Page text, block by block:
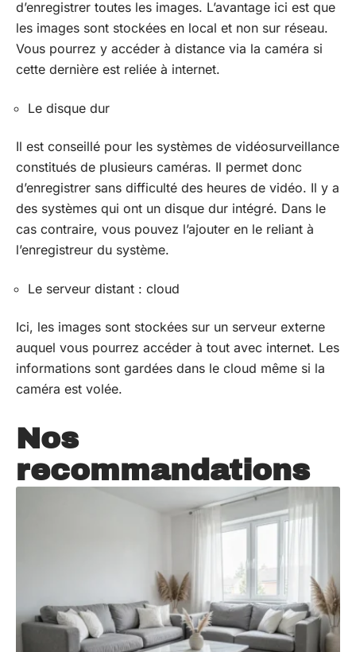
d’enregistrer toutes les images. L’avantage ici est que
les images sont stockées en local et non sur réseau.
Vous pourrez y accéder à distance via la caméra si
cette dernière est reliée à internet.
Le disque dur
Il est conseillé pour les systèmes de vidéosurveillance
constitués de plusieurs caméras. Il permet donc
d’enregistrer sans difficulté des heures de vidéo. Il y a
des systèmes qui ont un disque dur intégré. Dans le
cas contraire, vous pouvez l’ajouter en le reliant à
l’enregistreur du système.
Le serveur distant : cloud
Ici, les images sont stockées sur un serveur externe
auquel vous pourrez accéder à tout avec internet. Les
informations sont gardées dans le cloud même si la
caméra est volée.
Nos
recommandations